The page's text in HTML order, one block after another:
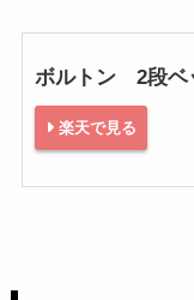
ボルトン 2段ベ
楽天で見る